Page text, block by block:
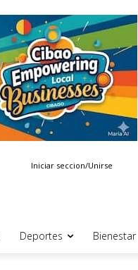
Iniciar seccion/Unirse
Deportes Bienestar